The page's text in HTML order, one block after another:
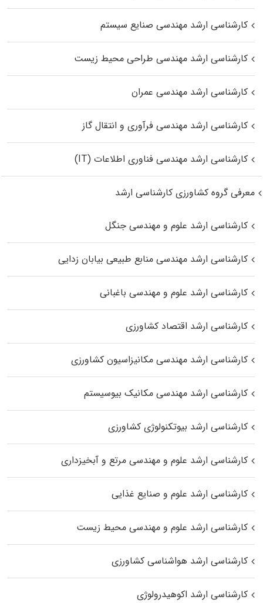
کارشناسی ارشد مهندسی صنایع سیستم
کارشناسی ارشد مهندسی طراحی محیط زیست
کارشناسی ارشد مهندسی عمران
کارشناسی ارشد مهندسی فرآوری و انتقال گاز
کارشناسی ارشد مهندسی فناوری اطلاعات (IT)
معرفی گروه کشاورزی کارشناسی ارشد
کارشناسی ارشد علوم و مهندسی جنگل
کارشناسی ارشد مهندسی منابع طبیعی بیابان زدایی
کارشناسی ارشد علوم و مهندسی باغبانی
کارشناسی ارشد اقتصاد کشاورزی
کارشناسی ارشد مهندسی مکانیزاسیون کشاورزی
کارشناسی ارشد مهندسی مکانیک بیوسیستم
کارشناسی ارشد بیوتکنولوژی کشاورزی
کارشناسی ارشد علوم و مهندسی مرتع و آبخیزداری
کارشناسی ارشد علوم و صنایع غذایی
کارشناسی ارشد علوم و مهندسی محیط زیست
کارشناسی ارشد هواشناسی کشاورزی
کارشناسی ارشد اکوهیدرولوژی